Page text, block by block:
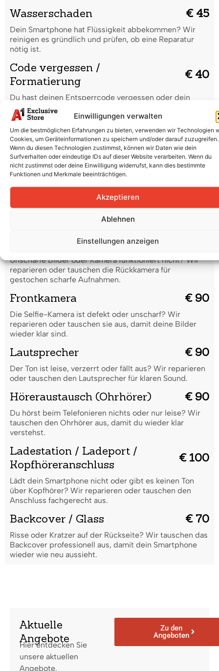
Einwilligungen verwalten
Um die bestmöglichen Erfahrungen zu bieten, verwenden wir Technologien
Cookies, um Geräteinformationen zu speichern und/oder darauf zuzugreifen.
Wenn du diesen Technologien zustimmst, können wir Daten wie dein
Surfverhalten oder eindeutige IDs auf dieser Website verarbeiten. Wenn du
nicht zustimmst oder deine Einwilligung widerrufst, kann dies bestimmte
Funktionen und Merkmale beeinträchtigen.
Akzeptieren
Ablehnen
Einstellungen anzeigen
Wasserschaden € 45
Dein Smartphone hat Flüssigkeit abbekommen? Wir
reinigen es gründlich und prüfen, ob eine Reparatur
nötig ist.
Code vergessen /
Formatierung
€ 40
Du hast deinen Entsperrcode vergessen oder dein
Smartphone startet nicht richtig? Wir setzen es sicher
zurück und bringen es wieder in Ordnung.
Displaytausch (Glas & LCD) € 170
Risse, Kratzer oder ein defektes Display? Wir tauschen
Glas und LCD professionell aus, damit dein Smartphone
wieder wie neu aussieht.
Batterieaustausch € 90
Der Akku entlädt sich schnell oder lädt nicht mehr
richtig? Wir ersetzen die Batterie fachgerecht für volle
Unscharfe Bilder oder Kamera funktioniert nicht? Wir
reparieren oder tauschen die Rückkamera für
gestochen scharfe Aufnahmen.
Frontkamera € 90
Die Selfie-Kamera ist defekt oder unscharf? Wir
reparieren oder tauschen sie aus, damit deine Bilder
wieder klar sind.
Lautsprecher € 90
Der Ton ist leise, verzerrt oder fällt aus? Wir reparieren
oder tauschen den Lautsprecher für klaren Sound.
Höreraustausch (Ohrhörer) € 90
Du hörst beim Telefonieren nichts oder nur leise? Wir
tauschen den Ohrhörer aus, damit du wieder klar
verstehst.
Ladestation / Ladeport /
Kopfhöreranschluss
€ 100
Lädt dein Smartphone nicht oder gibt es keinen Ton
über Kopfhörer? Wir reparieren oder tauschen den
Anschluss fachgerecht aus.
Backcover / Glass € 70
Risse oder Kratzer auf der Rückseite? Wir tauschen das
Backcover professionell aus, damit dein Smartphone
wieder wie neu aussieht.
Aktuelle
Angebote
Hier entdecken Sie
unsere aktuellen
Angebote.
Zu den
Angeboten